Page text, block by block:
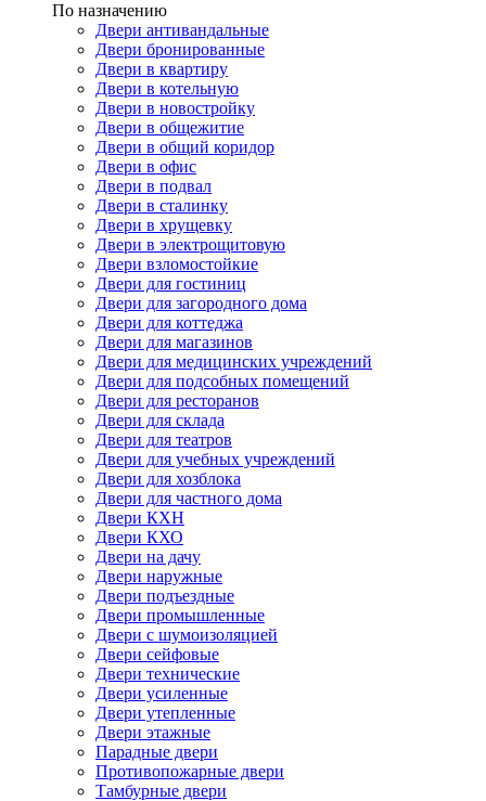
По назначению
Двери антивандальные
Двери бронированные
Двери в квартиру
Двери в котельную
Двери в новостройку
Двери в общежитие
Двери в общий коридор
Двери в офис
Двери в подвал
Двери в сталинку
Двери в хрущевку
Двери в электрощитовую
Двери взломостойкие
Двери для гостиниц
Двери для загородного дома
Двери для коттеджа
Двери для магазинов
Двери для медицинских учреждений
Двери для подсобных помещений
Двери для ресторанов
Двери для склада
Двери для театров
Двери для учебных учреждений
Двери для хозблока
Двери для частного дома
Двери КХН
Двери КХО
Двери на дачу
Двери наружные
Двери подъездные
Двери промышленные
Двери с шумоизоляцией
Двери сейфовые
Двери технические
Двери усиленные
Двери утепленные
Двери этажные
Парадные двери
Противопожарные двери
Тамбурные двери